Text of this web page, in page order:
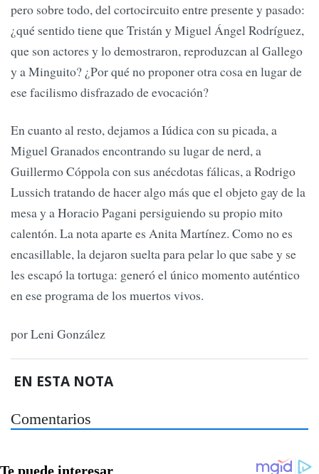
pero sobre todo, del cortocircuito entre presente y pasado:
¿qué sentido tiene que Tristán y Miguel Ángel Rodríguez,
que son actores y lo demostraron, reproduzcan al Gallego
y a Minguito? ¿Por qué no proponer otra cosa en lugar de
ese facilismo disfrazado de evocación?
En cuanto al resto, dejamos a Iúdica con su picada, a
Miguel Granados encontrando su lugar de nerd, a
Guillermo Cóppola con sus anécdotas fálicas, a Rodrigo
Lussich tratando de hacer algo más que el objeto gay de la
mesa y a Horacio Pagani persiguiendo su propio mito
calentón. La nota aparte es Anita Martínez. Como no es
encasillable, la dejaron suelta para pelar lo que sabe y se
les escapó la tortuga: generó el único momento auténtico
en ese programa de los muertos vivos.
por Leni González
EN ESTA NOTA
Comentarios